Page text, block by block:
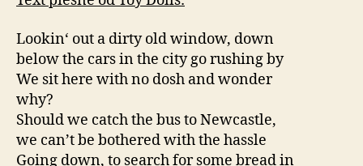
Lookin‘ out a dirty old window, down
below the cars in the city go rushing by
We sit here with no dosh and wonder
why?
Should we catch the bus to Newcastle,
we can’t be bothered with the hassle
Going down, to search for some bread in